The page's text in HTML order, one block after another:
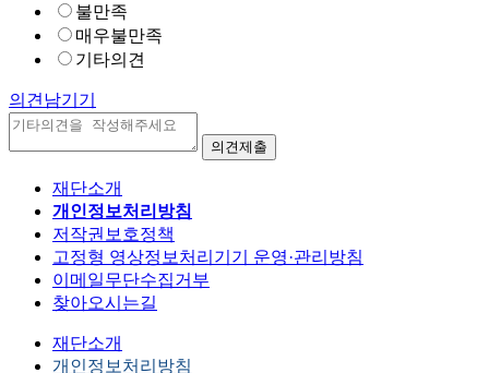
불만족
매우불만족
기타의견
의견남기기
재단소개
개인정보처리방침
저작권보호정책
고정형 영상정보처리기기 운영·관리방침
이메일무단수집거부
찾아오시는길
재단소개
개인정보처리방침